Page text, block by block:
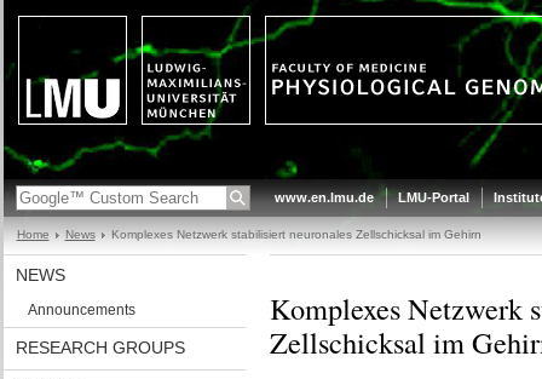
www.en.lmu.de LMU-Portal
Home News Komplexes Netzwerk stabilisiert neuronales Zellschicksal im Gehirn
NEWS
Announcements
RESEARCH GROUPS
Komplexes Netzwerk
Zellschicksal im